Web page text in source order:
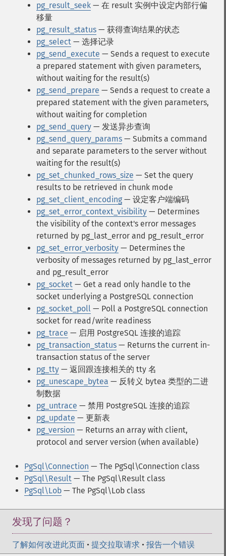
pg_result_seek — 在 result 实例中设定内部行偏
移量
pg_result_status — 获得查询结果的状态
pg_select — 选择记录
pg_send_execute — Sends a request to execute
a prepared statement with given parameters,
without waiting for the result(s)
pg_send_prepare — Sends a request to create a
prepared statement with the given parameters,
without waiting for completion
pg_send_query — 发送异步查询
pg_send_query_params — Submits a command
and separate parameters to the server without
waiting for the result(s)
pg_set_chunked_rows_size — Set the query
results to be retrieved in chunk mode
pg_set_client_encoding — 设定客户端编码
pg_set_error_context_visibility — Determines
the visibility of the context's error messages
returned by pg_last_error and pg_result_error
pg_set_error_verbosity — Determines the
verbosity of messages returned by pg_last_error
and pg_result_error
pg_socket — Get a read only handle to the
socket underlying a PostgreSQL connection
pg_socket_poll — Poll a PostgreSQL connection
socket for read/write readiness
pg_trace — 启用 PostgreSQL 连接的追踪
pg_transaction_status — Returns the current in-
transaction status of the server
pg_tty — 返回跟连接相关的 tty 名
pg_unescape_bytea — 反转义 bytea 类型的二进
制数据
pg_untrace — 禁用 PostgreSQL 连接的追踪
pg_update — 更新表
pg_version — Returns an array with client,
protocol and server version (when available)
PgSql\Connection — The PgSql\Connection class
PgSql\Result — The PgSql\Result class
PgSql\Lob — The PgSql\Lob class
发现了问题？
了解如何改进此页面 • 提交拉取请求 • 报告一个错误